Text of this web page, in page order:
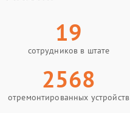
19
сотрудников в штате
2568
отремонтированных устройств